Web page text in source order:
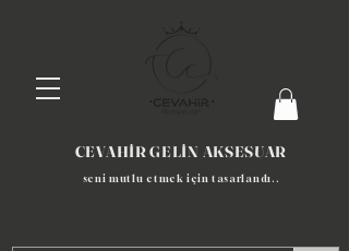
CEVAHİR GELİN AKSESUAR
seni mutlu etmek için tasarlandı​..